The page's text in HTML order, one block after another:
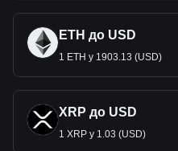
ETH до USD
1 ETH у 1903.13 (USD)
XRP до USD
1 XRP у 1.03 (USD)